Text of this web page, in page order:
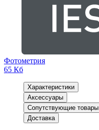
Фотометрия
65 Кб
Характеристики
Аксессуары
Сопутствующие товары
Доставка